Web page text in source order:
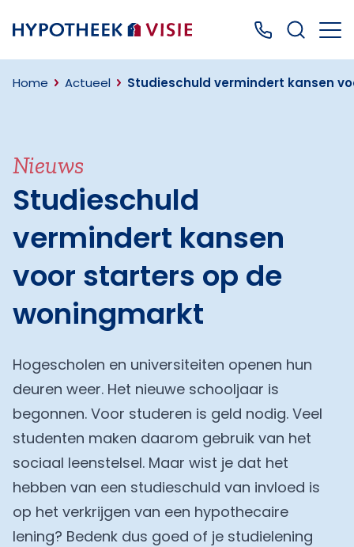
Terug naar home Bel ons: 0499
Home Actueel Studieschuld vermindert kansen
Nieuws
Studieschuld
vermindert kansen
voor starters op de
woningmarkt
Hogescholen en universiteiten openen hun
deuren weer. Het nieuwe schooljaar is
begonnen. Voor studeren is geld nodig. Veel
studenten maken daarom gebruik van het
sociaal leenstelsel. Maar wist je dat het
hebben van een studieschuld van invloed is
op het verkrijgen van een hypothecaire
lening? Bedenk dus goed of je studielening